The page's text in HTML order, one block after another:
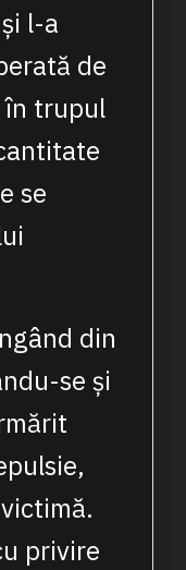
l-a
de
în trupul
se
din
se și
privire